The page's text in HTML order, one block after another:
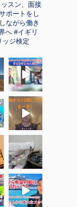
スン、面接
ポートをし
ながら働き
へ #イギリ
ッジ検定